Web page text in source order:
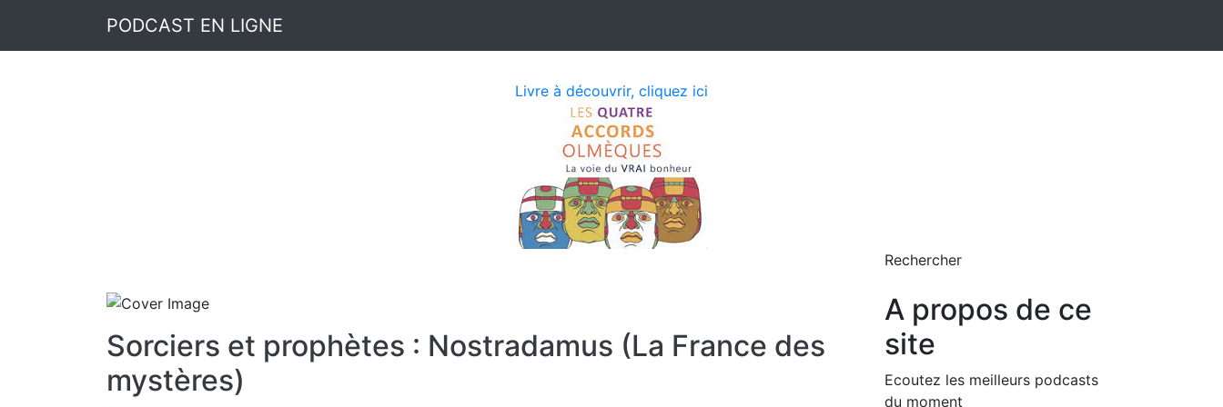
Livre à découvrir, cliquez ici
PODCAST EN LIGNE
Sorciers et prophètes : Nostradamus (La France des
mystères)
Rechercher
A propos de ce
site
Ecoutez les meilleurs podcasts
du moment